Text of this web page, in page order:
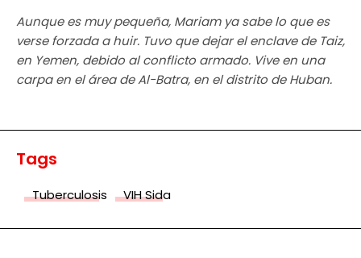
Aunque es muy pequeña, Mariam ya sabe lo que es
verse forzada a huir. Tuvo que dejar el enclave de Taiz,
en Yemen, debido al conflicto armado. Vive en una
carpa en el área de Al-Batra, en el distrito de Huban.
Tags
Tuberculosis VIH Sida